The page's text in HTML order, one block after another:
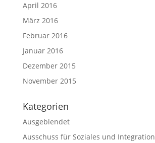
April 2016
März 2016
Februar 2016
Januar 2016
Dezember 2015
November 2015
Kategorien
Ausgeblendet
Ausschuss für Soziales und Integration